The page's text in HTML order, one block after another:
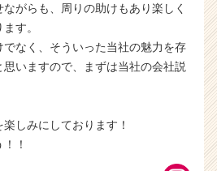
がらも、周りの助けもあり楽しく
す。
なく、そういった当社の魅力を存
いますので、まずは当社の会社説
しみにしております！
！